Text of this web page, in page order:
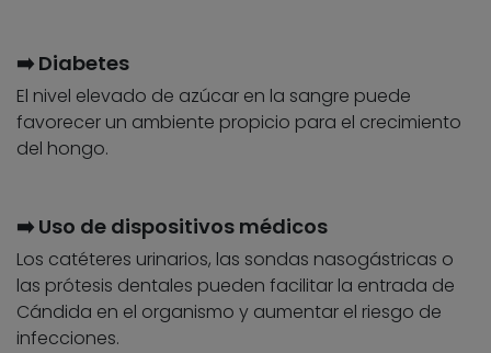
➡️ Diabetes
El nivel elevado de azúcar en la sangre puede
favorecer un ambiente propicio para el crecimiento
del hongo.
➡️ Uso de dispositivos médicos
Los catéteres urinarios, las sondas nasogástricas o
las prótesis dentales pueden facilitar la entrada de
Cándida en el organismo y aumentar el riesgo de
infecciones.